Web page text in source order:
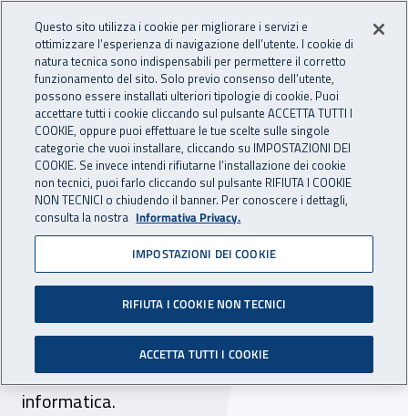
INAIL - Istituto Nazionale
Apri cerca
Navigazione principale
Navigazione - Ti trovi in:
Home Inail comunica Avvisi
Bando Isi 2018: pubblicati
gli elenchi cronologici
provvisori
Sono online gli elenchi provvisori in ordine
cronologico delle domande, divise per regione,
inoltrate il 14 giugno 2019 tramite procedura
informatica.
Questo sito utilizza i cookie per migliorare i servizi e
ottimizzare l’esperienza di navigazione dell’utente. I cookie di
natura tecnica sono indispensabili per permettere il corretto
funzionamento del sito. Solo previo consenso dell’utente,
possono essere installati ulteriori tipologie di cookie. Puoi
accettare tutti i cookie cliccando sul pulsante ACCETTA TUTTI I
COOKIE, oppure puoi effettuare le tue scelte sulle singole
categorie che vuoi installare, cliccando su IMPOSTAZIONI DEI
COOKIE. Se invece intendi rifiutarne l’installazione dei cookie
non tecnici, puoi farlo cliccando sul pulsante RIFIUTA I COOKIE
NON TECNICI o chiudendo il banner. Per conoscere i dettagli,
consulta la nostra Informativa Privacy.
IMPOSTAZIONI DEI COOKIE
RIFIUTA I COOKIE NON TECNICI
ACCETTA TUTTI I COOKIE